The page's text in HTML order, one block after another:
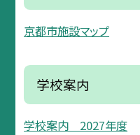
京都市施設マップ
学校案内
学校案内 2027年度